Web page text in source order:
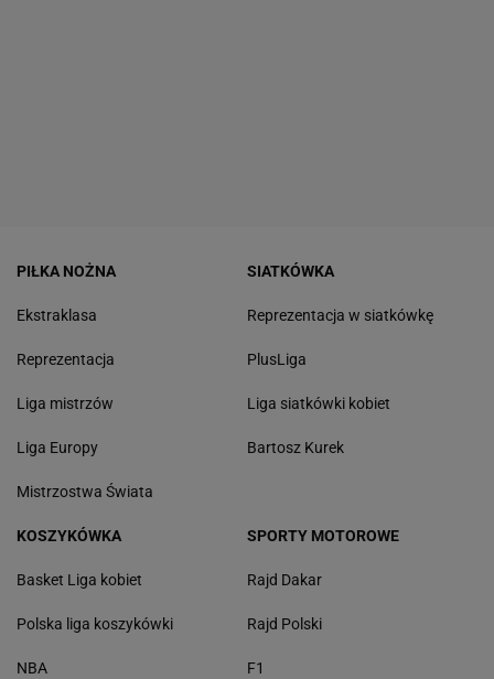
PIŁKA NOŻNA
Ekstraklasa
Reprezentacja
Liga mistrzów
Liga Europy
Mistrzostwa Świata
SIATKÓWKA
Reprezentacja w siatkówkę
PlusLiga
Liga siatkówki kobiet
Bartosz Kurek
KOSZYKÓWKA
Basket Liga kobiet
Polska liga koszykówki
NBA
SPORTY MOTOROWE
Rajd Dakar
Rajd Polski
F1